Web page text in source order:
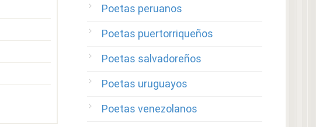
Poetas peruanos
Poetas puertorriqueños
Poetas salvadoreños
Poetas uruguayos
Poetas venezolanos